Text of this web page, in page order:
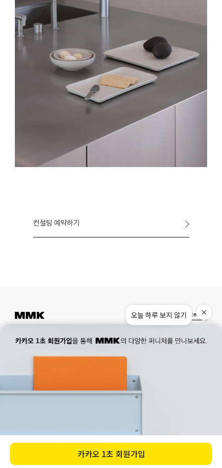
컨설팅 예약하기
대표자 : 박기민 사업자 등록번호 : 821-86-02281
ⓒ 2023. MMK all rights reserved
Museum. 02. 777. 5887 Office.02. 777. 5778
177, Duteopbawi-ro, Yongsan-gu, Seoul, Korea
Official : hello@mmk-seoul.com
Instagram Pinterest
오늘 하루 보지 않기
카카오 1초 회원가입